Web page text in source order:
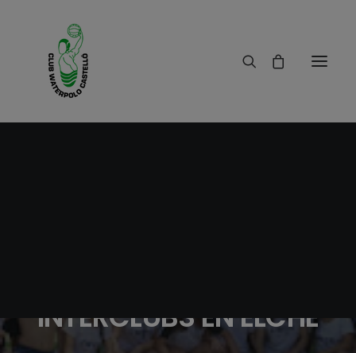
INTERCLUBS EN ELCHE